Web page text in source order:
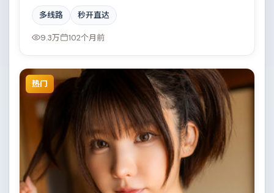
取景与班底多来自美国。小人物在时代洪流中的抉择令
人唏嘘。结尾留白耐人寻味。
多线路 秒开直达
9.3万 102个月前
热门